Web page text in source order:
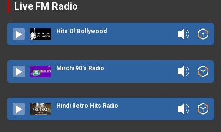
Live FM Radio
Hits Of Bollywood
Mirchi 90's Radio
Hindi Retro Hits Radio